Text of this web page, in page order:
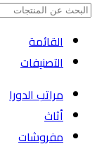
القائمة
التصنيفات
مراتب الدورا
أثاث
مفروشات